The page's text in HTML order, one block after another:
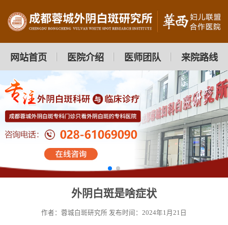
网站首页 医院介绍 医师团队 来院路线
外阴白斑是啥症状
作者：蓉城白斑研究所 发布时间：2024年1月21日